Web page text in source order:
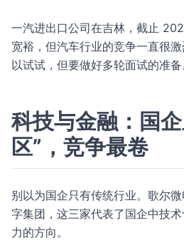
一汽进出口公司在吉林，截止
宽裕，但汽车行业的竞争一直很
以试试，但要做好多轮面试的准备
科技与金融：国
区”，竞争最卷
别以为国企只有传统行业。歌尔
字集团，这三家代表了国企中技
力的方向。